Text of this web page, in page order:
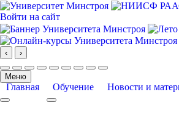
Войти на сайт
‹ ›
Меню
Главная
More about: Главная
Обучение
More about: Обучение
Новости и